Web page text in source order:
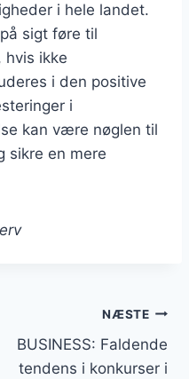
i hele landet.
sigt føre til
hvis ikke
i den positive
i
kan være nøglen til
sikre en mere
NÆSTE
BUSINESS: Faldende
tendens i konkurser i